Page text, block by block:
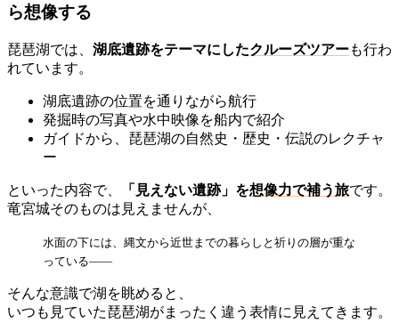
ら想像する
琵琶湖では、 湖底遺跡をテーマにしたクルーズツアーも行わ
れています。
湖底遺跡の位置を通りながら航行
発掘時の写真や水中映像を船内で紹介
ガイドから、琵琶湖の自然史・歴史・伝説のレクチャ
ー
といった内容で、 「見えない遺跡」を想像力で補う旅です。
竜宮城そのものは見えませんが、
水面の下には、縄文から近世までの暮らしと祈りの層が重な
っている——
そんな意識で湖を眺めると、
いつも見ていた琵琶湖がまったく違う表情に見えてきます。